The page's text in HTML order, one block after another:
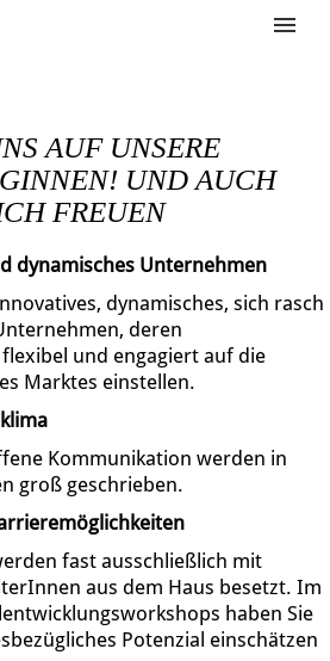
AUF UNSERE
UND AUCH
FREUEN
dynamisches Unternehmen
dynamisches, sich rasch
deren
und engagiert auf die
Marktes einstellen.
Kommunikation werden in
groß geschrieben.
fast ausschließlich mit
aus dem Haus besetzt. Im
haben Sie
Potenzial einschätzen